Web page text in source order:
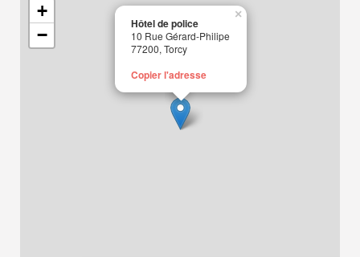
Hôtel de police
10 Rue Gérard-Philipe
77200, Torcy
Copier l'adresse
×
+
−